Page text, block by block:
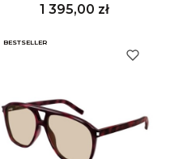
Cena
1 395,00 zł
BESTSELLER